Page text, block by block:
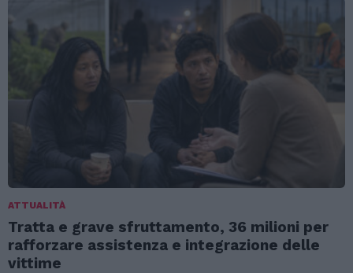
ATTUALITÀ
Tratta e grave sfruttamento, 36 milioni per
rafforzare assistenza e integrazione delle
vittime